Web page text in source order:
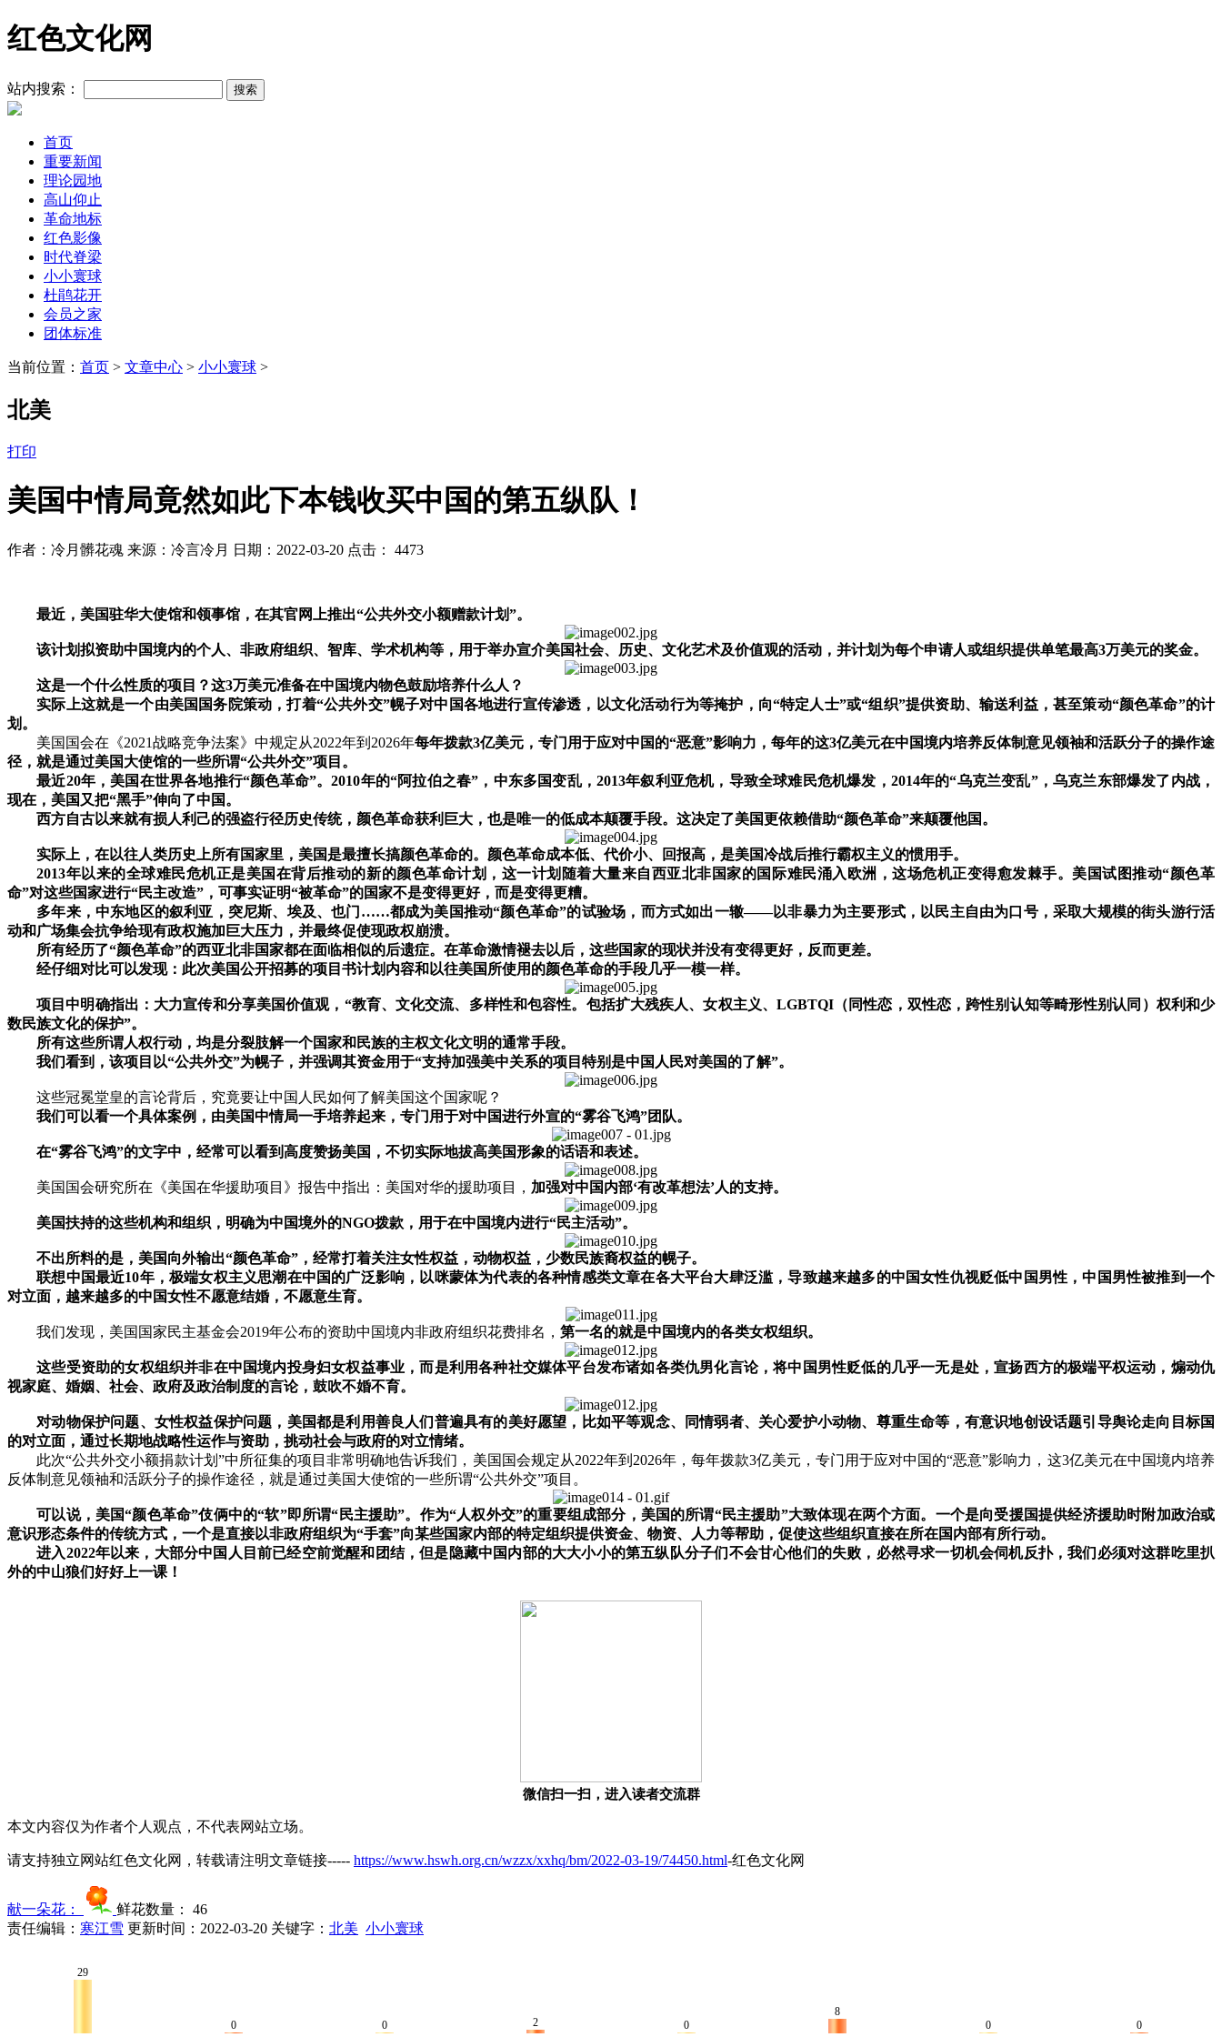
红色文化网
站内搜索：
首页
重要新闻
理论园地
高山仰止
革命地标
红色影像
时代脊梁
小小寰球
杜鹃花开
会员之家
团体标准
当前位置： 首页 > 文章中心 > 小小寰球 >
北美
打印
美国中情局竟然如此下本钱收买中国的第五纵队！
作者：冷月髒花魂 来源：冷言冷月 日期：2022-03-20 点击： 4473
最近，美国驻华大使馆和领事馆，在其官网上推出“公共外交小额赠款计划”。
该计划拟资助中国境内的个人、非政府组织、智库、学术机构等，用于举办宣介美国社会、历史、文化艺术及价值观的活动，并计划为每个申请人或组织提供单笔最高3万美元的奖金。
这是一个什么性质的项目？这3万美元准备在中国境内物色鼓励培养什么人？
实际上这就是一个由美国国务院策动，打着“公共外交”幌子对中国各地进行宣传渗透，以文化活动行为等掩护，向“特定人士”或“组织”提供资助、输送利益，甚至策动“颜色革命”的计
划。
美国国会在《2021战略竞争法案》中规定从2022年到 2026年每年拨款3亿美元，专门用于应对中国的“恶意”影响力，每年的这3亿美元在中国境内培养反体制意见领袖和活跃分子的操作途
径，就是通过美国大使馆的一些所谓“公共外交”项目。
最近20年，美国在世界各地推行“颜色革命”。2010年的“阿拉伯之春” ，中东多国变乱，2013年叙利亚危机，导致全球难民危机爆发， 2014年的“乌克兰变乱”，乌克兰东部爆发了内战，
现在，美国又把“黑手”伸向了中国。
西方自古以来就有损人利己的强盗行径历史传统，颜色革命获利巨大，也是唯一的低成本颠覆手段。这决定了美国更依赖借助“颜色革命”来颠覆他国。
实际上，在以往人类历史上所有国家里，美国是最擅长搞颜色革命的。颜色革命成本低、代价小、回报高，是美国冷战后推行霸权主义的惯用手。
2013年以来的全球难民危机正是美国在背后推动的新的颜色革命计划，这一计划随着大量来自西亚北非国家的国际难民涌入欧洲，这场危机正变得愈发棘手。美国试图推动“颜色革
命”对这些国家进行“民主改造” ，可事实证明“被革命”的国家不是变得更好，而是变得更糟。
多年来，中东地区的叙利亚，突尼斯、埃及、也门 ……都成为美国推动“颜色革命”的试验场，而方式如出一辙——以非暴力为主要形式，以民主自由为口号，采取大规模的街头游行活
动和广场集会抗争给现有政权施加巨大压力，并最终促使现政权崩溃。
所有经历了“颜色革命”的西亚北非国家都在面临相似的后遗症。在革命激情褪去以后，这些国家的现状并没有变得更好，反而更差。
经仔细对比可以发现：此次美国公开招募的项目书计划内容和以往美国所使用的颜色革命的手段几乎一模一样。
项目中明确指出：大力宣传和分享美国价值观， “教育、文化交流、多样性和包容性。包括扩大残疾人、女权主义、LGBTQI （同性恋，双性恋，跨性别认知等畸形性别认同）权利和少
数民族文化的保护”。
所有这些所谓人权行动，均是分裂肢解一个国家和民族的主权文化文明的通常手段。
我们看到，该项目以“公共外交”为幌子，并强调其资金用于“支持加强美中关系的项目特别是中国人民对美国的了解”。
这些冠冕堂皇的言论背后，究竟要让中国人民如何了解美国这个国家呢？
我们可以看一个具体案例，由美国中情局一手培养起来，专门用于对中国进行外宣的“雾谷飞鸿”团队。
在“雾谷飞鸿”的文字中，经常可以看到高度赞扬美国，不切实际地拔高美国形象的话语和表述。
美国国会研究所在《美国在华援助项目》报告中指出：美国对华的援助项目， 加强对中国内部‘有改革想法’人的支持。
美国扶持的这些机构和组织，明确为中国境外的NGO拨款，用于在中国境内进行“民主活动”。
不出所料的是，美国向外输出“颜色革命” ，经常打着关注女性权益，动物权益，少数民族裔权益的幌子。
联想中国最近10年，极端女权主义思潮在中国的广泛影响，以咪蒙体为代表的各种情感类文章在各大平台大肆泛滥，导致越来越多的中国女性仇视贬低中国男性，中国男性被推到一个
对立面，越来越多的中国女性不愿意结婚，不愿意生育。
我们发现，美国国家民主基金会2019年公布的资助中国境内非政府组织花费排名， 第一名的就是中国境内的各类女权组织。
这些受资助的女权组织并非在中国境内投身妇女权益事业，而是利用各种社交媒体平台发布诸如各类仇男化言论，将中国男性贬低的几乎一无是处，宣扬西方的极端平权运动，煽动仇
视家庭、婚姻、社会、政府及政治制度的言论，鼓吹不婚不育。
对动物保护问题、女性权益保护问题，美国都是利用善良人们普遍具有的美好愿望，比如平等观念、同情弱者、关心爱护小动物、尊重生命等，有意识地创设话题引导舆论走向目标国
的对立面，通过长期地战略性运作与资助，挑动社会与政府的对立情绪。
此次“公共外交小额捐款计划 ”中所征集的项目非常明确地告诉我们，美国国会规定从2022年到 2026年，每年拨款3亿美元，专门用于应对中国的“恶意”影响力，这3亿美元在中国境内培养
反体制意见领袖和活跃分子的操作途径，就是通过美国大使馆的一些所谓“公共外交”项目。
可以说，美国“颜色革命”伎俩中的“软”即所谓“ 民主援助”。作为“人权外交”的重要组成部分，美国的所谓“民主援助”大致体现在两个方面。一个是向受援国提供经济援助时附加政治或
意识形态条件的传统方式，一个是直接以非政府组织为“手套”向某些国家内部的特定组织提供资金、物资、人力等帮助，促使这些组织直接在所在国内部有所行动。
进入2022年以来，大部分中国人目前已经空前觉醒和团结，但是隐藏中国内部的大大小小的第五纵队分子们不会甘心他们的失败，必然寻求一切机会伺机反扑，我们必须对这群吃里扒
外的中山狼们好好上一课！
微信扫一扫，进入读者交流群
本文内容仅为作者个人观点，不代表网站立场。
请支持独立网站红色文化网，转载请注明文章链接----- https://www.hswh.org.cn/wzzx/xxhq/bm/2022-03-19/74450.html-红色文化网
献一朵花： 鲜花数量： 46
责任编辑： 寒江雪 更新时间：2022-03-20 关键字： 北美 小小寰球